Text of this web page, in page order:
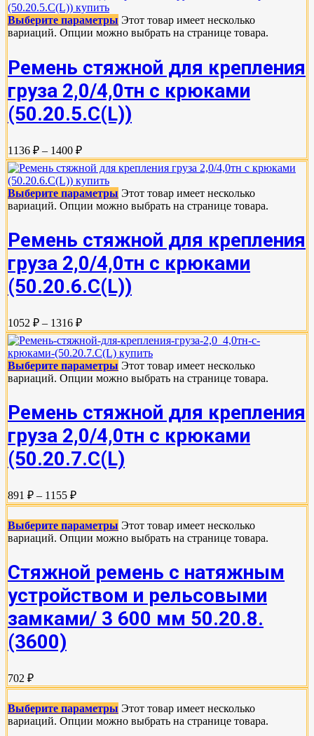
Выберите параметры Этот товар имеет несколько
вариаций. Опции можно выбрать на странице товара.
Ремень стяжной для крепления
груза 2,0/4,0тн с крюками
(50.20.5.C(L))
1136 ₽ – 1400 ₽
Выберите параметры Этот товар имеет несколько
вариаций. Опции можно выбрать на странице товара.
Ремень стяжной для крепления
груза 2,0/4,0тн с крюками
(50.20.6.C(L))
1052 ₽ – 1316 ₽
Выберите параметры Этот товар имеет несколько
вариаций. Опции можно выбрать на странице товара.
Ремень стяжной для крепления
груза 2,0/4,0тн с крюками
(50.20.7.C(L)
891 ₽ – 1155 ₽
Выберите параметры Этот товар имеет несколько
вариаций. Опции можно выбрать на странице товара.
Стяжной ремень с натяжным
устройством и рельсовыми
замками/ 3 600 мм 50.20.8.
(3600)
702 ₽
Выберите параметры Этот товар имеет несколько
вариаций. Опции можно выбрать на странице товара.